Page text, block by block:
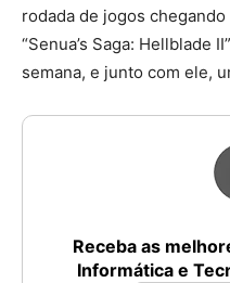
rodada de jogos
“Senua’s Saga: Hellblade
semana, e junto com ele,
Receba as
Informática e